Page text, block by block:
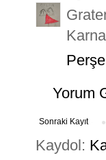
Yorum
Sonraki Kayıt
Kaydol: